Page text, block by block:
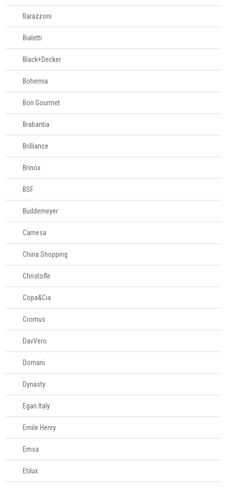
Barazzoni
Bialetti
Black+Decker
Bohemia
Bon Gourmet
Brabantia
Brilliance
Brinox
BSF
Buddemeyer
Camesa
China Shopping
Christofle
Copa&Cia
Cromus
DavVero
Domani
Dynasty
Egan Italy
Emile Henry
Emsa
Etilux